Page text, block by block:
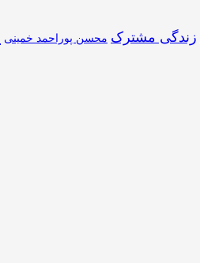
زندگی مشترک محسن پوراحمد خمینی